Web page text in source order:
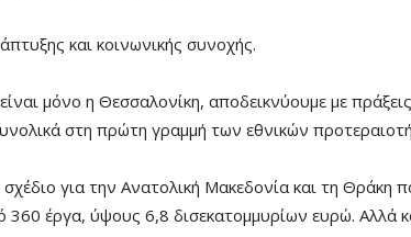
και κοινωνικής συνοχής.
μόνο η Θεσσαλονίκη, αποδεικνύουμε με
στη πρώτη γραμμή των εθνικών
για την Ανατολική Μακεδονία και τη Θράκη
360 έργα, ύψους 6,8 δισεκατομμυρίων ευρώ. Αλλά